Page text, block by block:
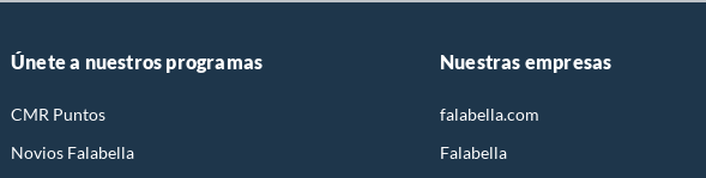
Únete a nuestros programas
CMR Puntos
Novios Falabella
Nuestras empresas
falabella.com
Falabella